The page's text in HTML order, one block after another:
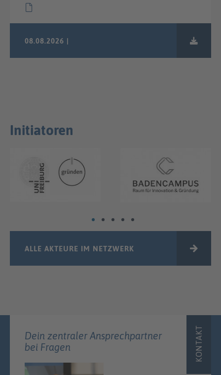
08.08.2026 |
Initiatoren
ALLE AKTEURE IM NETZWERK
KONTAKT
Dein zentraler Ansprechpartner
bei Fragen